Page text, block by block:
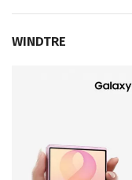
WINDTRE